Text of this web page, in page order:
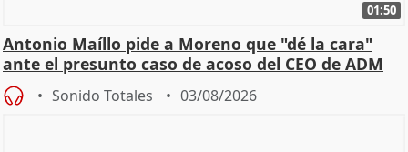
01:50
Antonio Maíllo pide a Moreno que "dé la cara"
ante el presunto caso de acoso del CEO de ADM
Sonido Totales 03/08/2026